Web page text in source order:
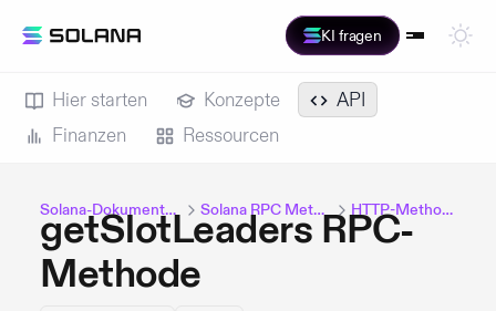
KI fragen
Hier starten Konzepte
API
Finanzen
Ressourcen
Solana-Dokumentation Solana RPC Methods HTTP-Methoden
getSlotLeaders RPC-
Methode